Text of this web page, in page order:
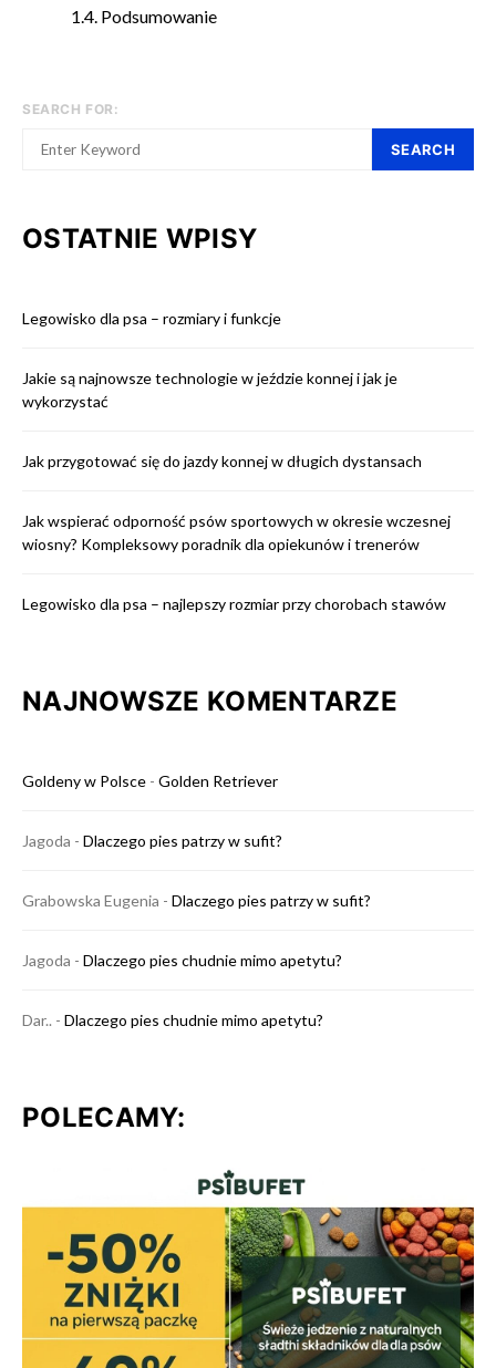
Podsumowanie
SEARCH FOR:
SEARCH
OSTATNIE WPISY
Legowisko dla psa – rozmiary i funkcje
Jakie są najnowsze technologie w jeździe konnej i jak je
wykorzystać
Jak przygotować się do jazdy konnej w długich dystansach
Jak wspierać odporność psów sportowych w okresie wczesnej
wiosny? Kompleksowy poradnik dla opiekunów i trenerów
Legowisko dla psa – najlepszy rozmiar przy chorobach stawów
NAJNOWSZE KOMENTARZE
Goldeny w Polsce - Golden Retriever
Jagoda - Dlaczego pies patrzy w sufit?
Grabowska Eugenia - Dlaczego pies patrzy w sufit?
Jagoda - Dlaczego pies chudnie mimo apetytu?
Dar.. - Dlaczego pies chudnie mimo apetytu?
POLECAMY: